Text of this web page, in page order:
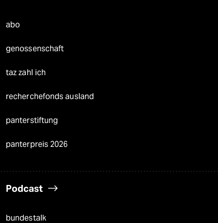
abo
genossenschaft
taz zahl ich
recherchefonds ausland
panterstiftung
panterpreis 2026
Podcast
bundestalk